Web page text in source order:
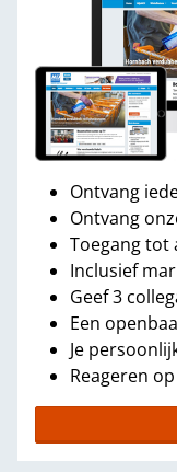
Ontvang
Ontvang
Toegang tot
Inclusief
Geef 3
Een
Je
Reageren